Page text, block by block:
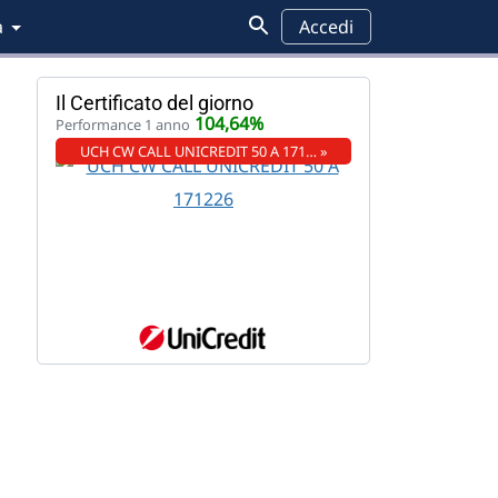
Accedi
Il Certificato del giorno
Performance 1 anno 104,64%
UCH CW CALL UNICREDIT 50 A 171… »